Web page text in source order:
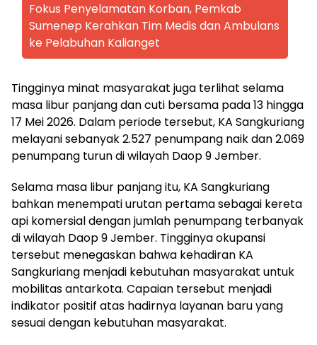
Fokus Penyelamatan Korban, Pemkab
Sumenep Kerahkan Tim Medis dan Ambulans
ke Pelabuhan Kalianget
Tingginya minat masyarakat juga terlihat selama
masa libur panjang dan cuti bersama pada 13 hingga
17 Mei 2026. Dalam periode tersebut, KA Sangkuriang
melayani sebanyak 2.527 penumpang naik dan 2.069
penumpang turun di wilayah Daop 9 Jember.
Selama masa libur panjang itu, KA Sangkuriang
bahkan menempati urutan pertama sebagai kereta
api komersial dengan jumlah penumpang terbanyak
di wilayah Daop 9 Jember. Tingginya okupansi
tersebut menegaskan bahwa kehadiran KA
Sangkuriang menjadi kebutuhan masyarakat untuk
mobilitas antarkota. Capaian tersebut menjadi
indikator positif atas hadirnya layanan baru yang
sesuai dengan kebutuhan masyarakat.